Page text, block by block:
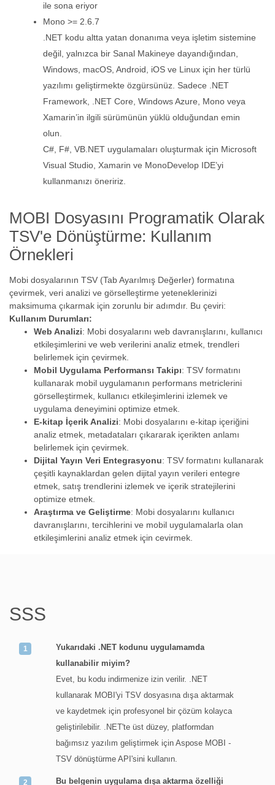
ile sona eriyor
Mono >= 2.6.7
.NET kodu altta yatan donanıma veya işletim sistemine
değil, yalnızca bir Sanal Makineye dayandığından,
Windows, macOS, Android, iOS ve Linux için her türlü
yazılımı geliştirmekte özgürsünüz. Sadece .NET
Framework, .NET Core, Windows Azure, Mono veya
Xamarin’in ilgili sürümünün yüklü olduğundan emin
olun.
C#, F#, VB.NET uygulamaları oluşturmak için Microsoft
Visual Studio, Xamarin ve MonoDevelop IDE’yi
kullanmanızı öneririz.
MOBI Dosyasını Programatik Olarak
TSV'e Dönüştürme: Kullanım
Örnekleri
Mobi dosyalarının TSV (Tab Ayarılmış Değerler) formatına
çevirmek, veri analizi ve görselleştirme yeteneklerinizi
maksimuma çıkarmak için zorunlu bir adımdır. Bu çeviri:
Kullanım Durumları:
Web Analizi: Mobi dosyalarını web davranışlarını, kullanıcı
etkileşimlerini ve web verilerini analiz etmek, trendleri
belirlemek için çevirmek.
Mobil Uygulama Performansı Takipı: TSV formatını
kullanarak mobil uygulamanın performans metriclerini
görselleştirmek, kullanıcı etkileşimlerini izlemek ve
uygulama deneyimini optimize etmek.
E-kitap İçerik Analizi: Mobi dosyalarını e-kitap içeriğini
analiz etmek, metadataları çıkararak içerikten anlamı
belirlemek için çevirmek.
Dijital Yayın Veri Entegrasyonu: TSV formatını kullanarak
çeşitli kaynaklardan gelen dijital yayın verileri entegre
etmek, satış trendlerini izlemek ve içerik stratejilerini
optimize etmek.
Araştırma ve Geliştirme: Mobi dosyalarını kullanıcı
davranışlarını, tercihlerini ve mobil uygulamalarla olan
etkileşimlerini analiz etmek için cevirmek.
SSS
Yukarıdaki .NET kodunu uygulamamda
kullanabilir miyim?
Evet, bu kodu indirmenize izin verilir. .NET
kullanarak MOBI'yi TSV dosyasına dışa aktarmak
ve kaydetmek için profesyonel bir çözüm kolayca
geliştirilebilir. .NET'te üst düzey, platformdan
bağımsız yazılım geliştirmek için Aspose MOBI -
TSV dönüştürme API'sini kullanın.
Bu belgenin uygulama dışa aktarma özelliği